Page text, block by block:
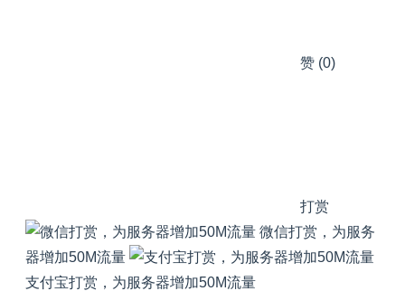
赞 (0)
打赏
微信打赏，为服务
器增加50M流量
支付宝打赏，为服务器增加50M流量